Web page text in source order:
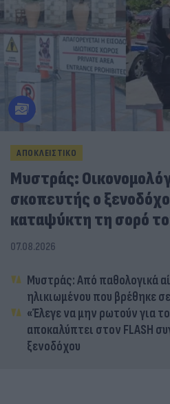
ΑΠΟΚΛΕΙΣΤΙΚΟ
Μυστράς:
σκοπευτής ο
καταψύκτη τη σορό
07.08.2026
Μυστράς: Από παθολογικά
ηλικιωμένου που βρέθηκε
«Έλεγε να μην ρωτούν για
αποκαλύπτει στον FLASH
ξενοδόχου